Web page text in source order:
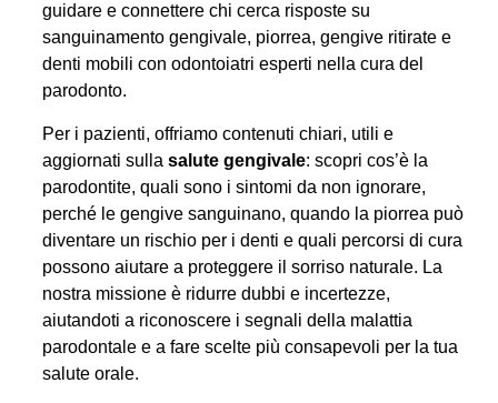
guidare e connettere chi cerca risposte su
sanguinamento gengivale, piorrea, gengive ritirate e
denti mobili con odontoiatri esperti nella cura del
parodonto.
Per i pazienti, offriamo contenuti chiari, utili e
aggiornati sullasalute gengivale: scopri cos’è la
parodontite, quali sono i sintomi da non ignorare,
perché le gengive sanguinano, quando la piorrea può
diventare un rischio per i denti e quali percorsi di cura
possono aiutare a proteggere il sorriso naturale. La
nostra missione è ridurre dubbi e incertezze,
aiutandoti a riconoscere i segnali della malattia
parodontale e a fare scelte più consapevoli per la tua
salute orale.